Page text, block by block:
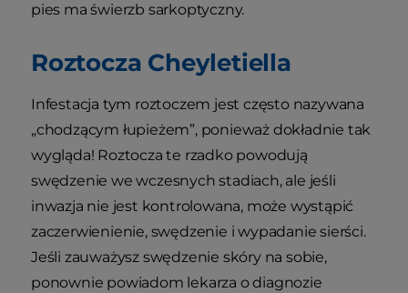
pies ma świerzb sarkoptyczny.
Roztocza Cheyletiella
Infestacja tym roztoczem jest często nazywana
„chodzącym łupieżem”, ponieważ dokładnie tak
wygląda! Roztocza te rzadko powodują
swędzenie we wczesnych stadiach, ale jeśli
inwazja nie jest kontrolowana, może wystąpić
zaczerwienienie, swędzenie i wypadanie sierści.
Jeśli zauważysz swędzenie skóry na sobie,
ponownie powiadom lekarza o diagnozie